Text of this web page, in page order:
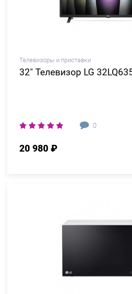
Телевизоры и приставки
32" Телевизор LG
0
20 980 ₽